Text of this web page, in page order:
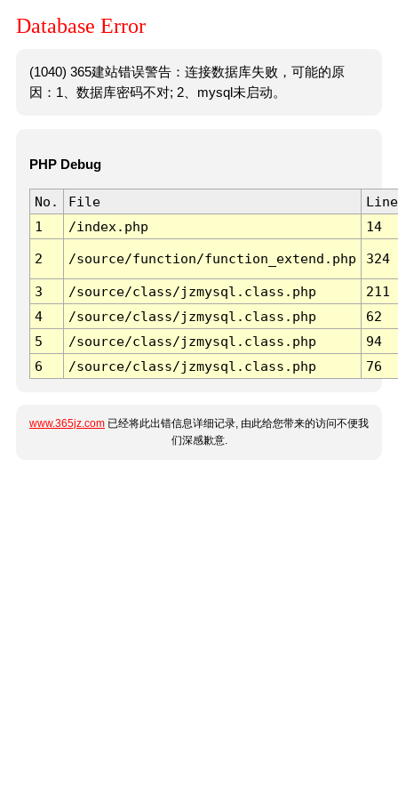
Database Error
(1040) 365建站错误警告：连接数据库失败，可能的原
因：1、数据库密码不对; 2、mysql未启动。
PHP Debug
No. File
Line
1
/index.php 14
2 /source/function/function_extend.php 324
3 /source/class/jzmysql.class.php
211
4
/source/class/jzmysql.class.php
62
5
/source/class/jzmysql.class.php
94
6
/source/class/jzmysql.class.php 76
www.365jz.com 已经将此出错信息详细记录, 由此给您带来的访问不便我
们深感歉意.